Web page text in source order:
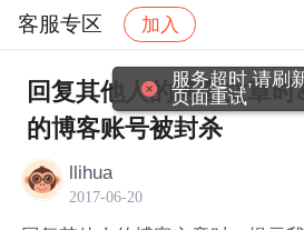
客服专区 加入
社区 客服专区 帖子详情
回复其他人的博客文章
的博客账号被封杀
llihua
2017-06-20
服务超时,请刷
页面重试